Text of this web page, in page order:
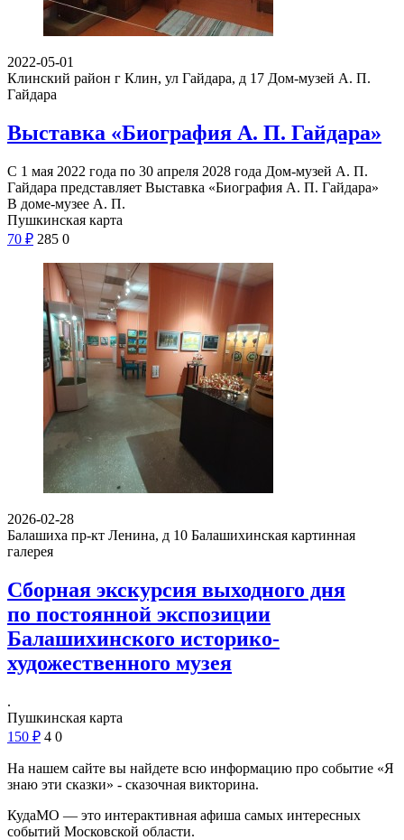
2022-05-01
Клинский район г Клин, ул Гайдара, д 17 Дом-музей А. П.
Гайдара
Выставка «Биография А. П. Гайдара»
С 1 мая 2022 года по 30 апреля 2028 года Дом-музей А. П.
Гайдара представляет Выставка «Биография А. П. Гайдара»
В доме-музее А. П.
Пушкинская карта
70 ₽ 285 0
2026-02-28
Балашиха пр-кт Ленина, д 10 Балашихинская картинная
галерея
Сборная экскурсия выходного дня
по постоянной экспозиции
Балашихинского историко-
художественного музея
.
Пушкинская карта
150 ₽ 4 0
На нашем сайте вы найдете всю информацию про событие «Я
знаю эти сказки» - сказочная викторина.
КудаМО — это интерактивная афиша самых интересных
событий Московской области.